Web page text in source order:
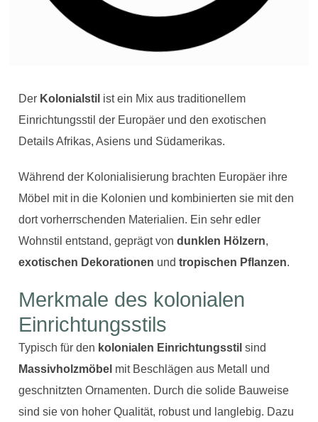
Der Kolonialstil ist ein Mix aus traditionellem
Einrichtungsstil der Europäer und den exotischen
Details Afrikas, Asiens und Südamerikas.
Während der Kolonialisierung brachten Europäer ihre
Möbel mit in die Kolonien und kombinierten sie mit den
dort vorherrschenden Materialien. Ein sehr edler
Wohnstil entstand, geprägt vondunklen Hölzern,
exotischen Dekorationen undtropischen Pflanzen.
Merkmale des kolonialen
Einrichtungsstils
Typisch für den kolonialen Einrichtungsstil sind
Massivholzmöbel mit Beschlägen aus Metall und
geschnitzten Ornamenten. Durch die solide Bauweise
sind sie von hoher Qualität, robust und langlebig. Dazu